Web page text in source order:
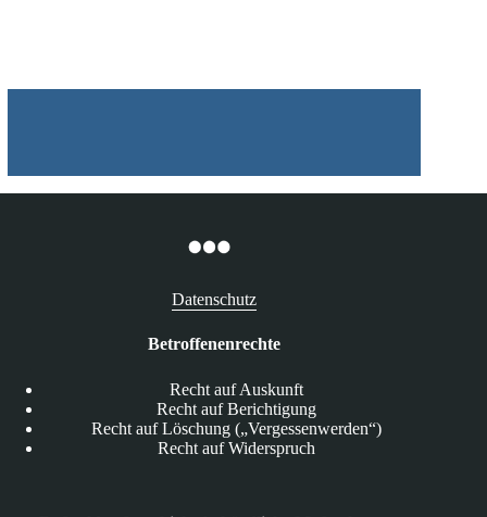
Datenschutz
Betroffenenrechte
Recht auf Auskunft
Recht auf Berichtigung
Recht auf Löschung („Vergessenwerden“)
Recht auf Widerspruch